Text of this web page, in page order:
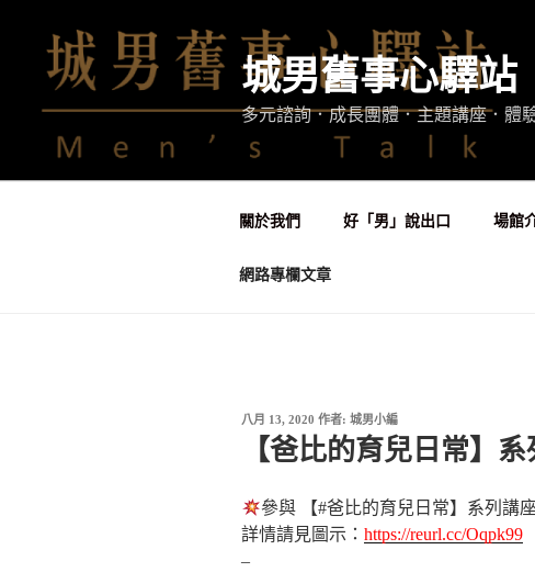
城男舊事心驛站
多元諮詢．成長團體．主題講座．體
關於我們 好「男」說出口 場館
網路專欄文章
發
八月 13, 2020 作者: 城男小編
【爸比的育兒日常】
參與 【#爸比的育兒日常】系列講座
詳情請見圖示： https://reurl.cc/Oqpk99
–